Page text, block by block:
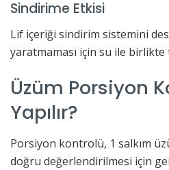
Sindirime Etkisi
Lif içeriği sindirim sistemini
yaratmaması için su ile
Üzüm Porsiyon
Yapılır?
Porsiyon kontrolü, 1 salkım
doğru değerlendirilmesi için